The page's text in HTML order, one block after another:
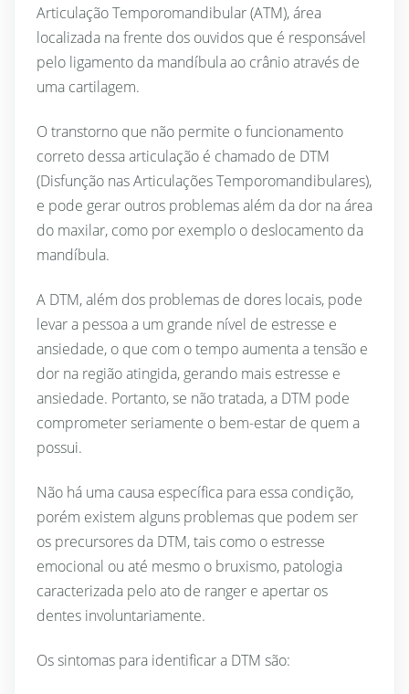
Articulação Temporomandibular (ATM), área
localizada na frente dos ouvidos que é responsável
pelo ligamento da mandíbula ao crânio através de
uma cartilagem.
O transtorno que não permite o funcionamento
correto dessa articulação é chamado de DTM
(Disfunção nas Articulações Temporomandibulares),
e pode gerar outros problemas além da dor na área
do maxilar, como por exemplo o deslocamento da
mandíbula.
A DTM, além dos problemas de dores locais, pode
levar a pessoa a um grande nível de estresse e
ansiedade, o que com o tempo aumenta a tensão e
dor na região atingida, gerando mais estresse e
ansiedade. Portanto, se não tratada, a DTM pode
comprometer seriamente o bem-estar de quem a
possui.
Não há uma causa específica para essa condição,
porém existem alguns problemas que podem ser
os precursores da DTM, tais como o estresse
emocional ou até mesmo o bruxismo, patologia
caracterizada pelo ato de ranger e apertar os
dentes involuntariamente.
Os sintomas para identificar a DTM são: